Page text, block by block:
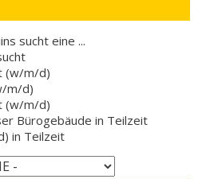
sucht eine ...
(w/m/d)
m/d)
(w/m/d)
Bürogebäude in Teilzeit
in Teilzeit